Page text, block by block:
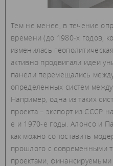
Тем не менее, в течение
времени (до 1980-х годов,
изменилась
активно продвигали идеи
панели перемещались
определенных систем
Например, одна из таких
проекта – экспорт из СССР
е и 1970-е годы. Алонсо и
как можно сопоставить
прошлого с современными
проектами,